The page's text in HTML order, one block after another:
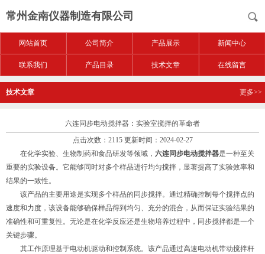
常州金南仪器制造有限公司
网站首页 公司简介 产品展示 新闻中心
联系我们 产品目录 技术文章 在线留言
技术文章 更多>>
六连同步电动搅拌器：实验室搅拌的革命者
点击次数：2115 更新时间：2024-02-27
在化学实验、生物制药和食品研发等领域， 六连同步电动搅拌器是一种至关
重要的实验设备。它能够同时对多个样品进行均匀搅拌，显著提高了实验效率和
结果的一致性。
该产品的主要用途是实现多个样品的同步搅拌。通过精确控制每个搅拌点的
速度和力度，该设备能够确保样品得到均匀、充分的混合，从而保证实验结果的
准确性和可重复性。无论是在化学反应还是生物培养过程中，同步搅拌都是一个
关键步骤。
其工作原理基于电动机驱动和控制系统。该产品通过高速电动机带动搅拌杆